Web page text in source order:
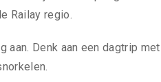
Railay regio.
aan. Denk aan een dagtrip met